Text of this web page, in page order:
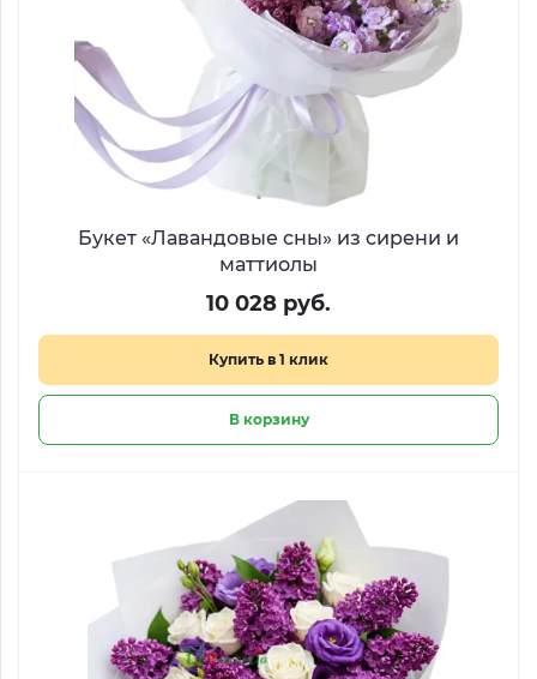
Букет «Лавандовые сны» из сирени и
маттиолы
10 028 руб.
Купить в 1 клик
В корзину